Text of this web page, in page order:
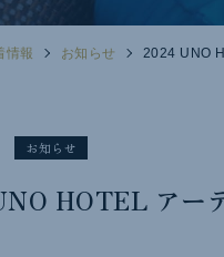
情報 お知らせ 2024 UNO
お知らせ
HOTEL アー